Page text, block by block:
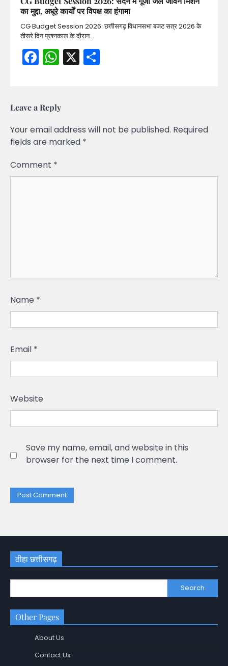
का मुद्दा, अधूरे कार्यों पर विपक्ष का हंगामा
CG Budget Session 2026: छत्तीसगढ़ विधानसभा बजट सत्र 2026 के
तीसरे दिन प्रश्नकाल के दौरान…
Facebook
WhatsApp
X
Leave a Reply
Your email address will not be published. Required
fields are marked *
Comment *
Name *
Email *
Website
Save my name, email, and website in this
browser for the next time I comment.
ठीहा छत्तीसगढ़
Search
Other Pages
About Us
Contact Us